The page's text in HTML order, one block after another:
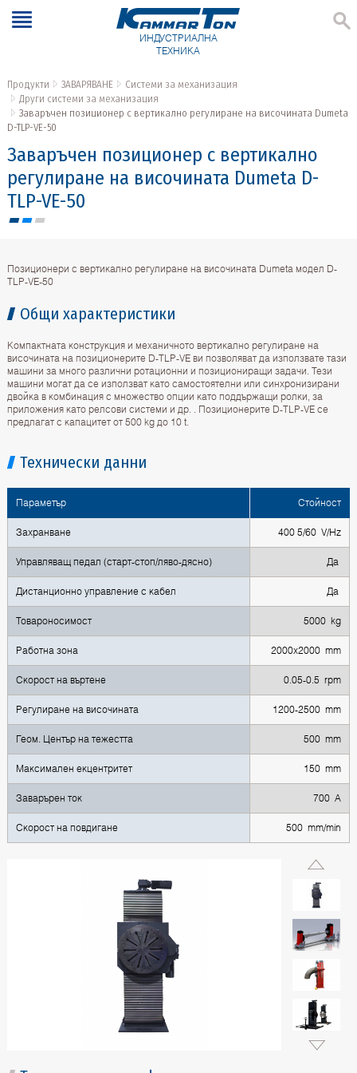
ИНДУСТРИАЛНА
ТЕХНИКА
Продукти ЗАВАРЯВАНЕ
Системи за механизация
Други системи за механизация
Заваръчен позиционер с вертикално регулиране на височината Dumeta
D-TLP-VE-50
Заваръчен позиционер с вертикално
регулиране на височината Dumeta D-
TLP-VE-50
Позиционери с вертикално регулиране на височината Dumeta модел D-
TLP-VE-50
Общи характеристики
Компактната конструкция и механичното вертикално регулиране на
височината на позиционерите D-TLP-VE ви позволяват да използвате тази
машини за много различни ротационни и позициониращи задачи. Тези
машини могат да се използват като самостоятелни или синхронизирани
двойка в комбинация с множество опции като поддържащи ролки, за
приложения като релсови системи и др. . Позиционерите D-TLP-VE се
предлагат с капацитет от 500 kg до 10 t.
Технически данни
Параметър Стойност
Захранване 400 5/60 V/Hz
Управляващ педал (старт-стоп/ляво-дясно) Да
Дистанционно управление с кабел Да
Товароносимост 5000 kg
Работна зона 2000x2000 mm
Скорост на въртене 0.05-0.5 rpm
Регулиране на височината 1200-2500 mm
Геом. Център на тежестта 500 mm
Максимален екцентритет 150 mm
Заварърен ток 700 A
Скорост на повдигане 500 mm/min